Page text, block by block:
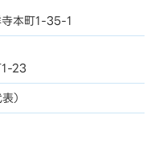
本町1-35-1
1-23
）